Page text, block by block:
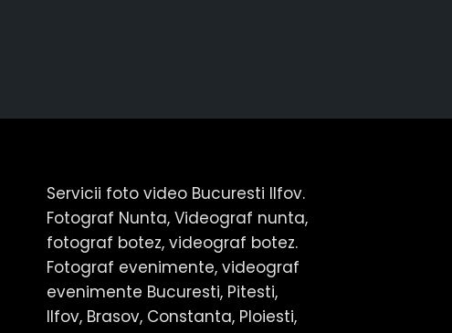
Servicii foto video Bucuresti Ilfov.
Fotograf Nunta, Videograf nunta,
fotograf botez, videograf botez.
Fotograf evenimente, videograf
evenimente Bucuresti, Pitesti,
Ilfov, Brasov, Constanta, Ploiesti,